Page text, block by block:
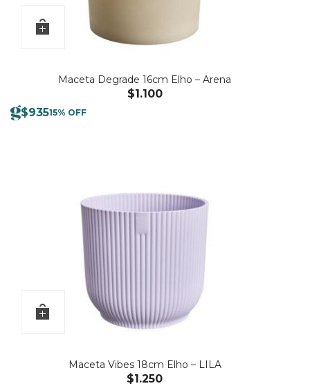
Maceta Degrade 16cm Elho – Arena
$1.100
$93515% OFF
Maceta Vibes 18cm Elho – LILA
$1.250